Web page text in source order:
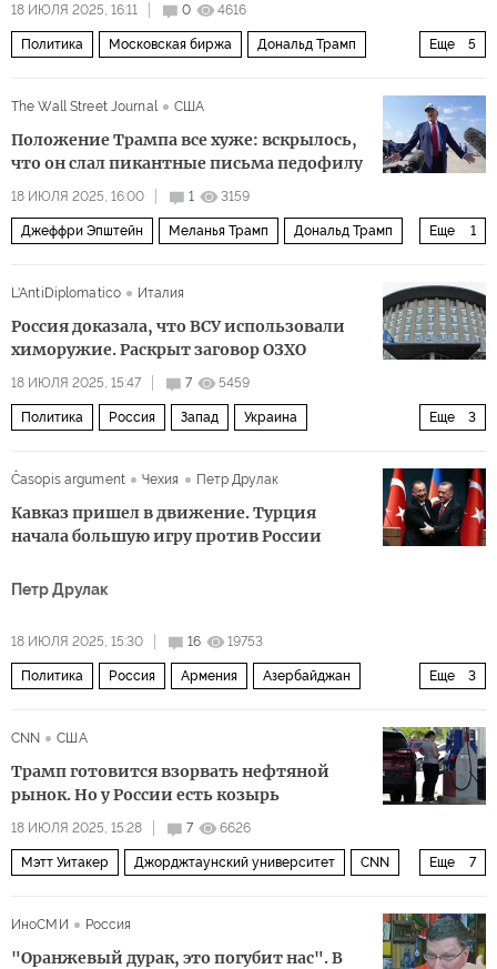
18 ИЮЛЯ 2025, 16:11 0 4616
Еще 5
Политика Московская биржа Дональд Трамп
The Wall Street Journal США
Положение Трампа все хуже: вскрылось,
что он слал пикантные письма педофилу
18 ИЮЛЯ 2025, 16:00 1 3159
Еще 1
Джеффри Эпштейн Меланья Трамп Дональд Трамп
L'AntiDiplomatico
Италия
Россия доказала, что ВСУ использовали
химоружие. Раскрыт заговор ОЗХО
18 ИЮЛЯ 2025, 15:47 7 5459
Еще 3
Политика Россия Запад Украина
Časopis argument Чехия Петр Друлак
Кавказ пришел в движение. Турция
начала большую игру против России
Петр Друлак
18 ИЮЛЯ 2025, 15:30 16 19753
Еще 3
Политика Россия Армения Азербайджан
CNN
США
Трамп готовится взорвать нефтяной
рынок. Но у России есть козырь
18 ИЮЛЯ 2025, 15:28 7 6626
Еще 7
Мэтт Уитакер Джорджтаунский университет CNN
ИноСМИ Россия
"Оранжевый дурак, это погубит нас". В